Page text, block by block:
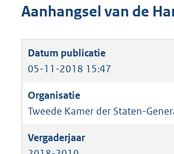
Aanhangsel van de
05-11-2018 15:47
Tweede Kamer der Staten-